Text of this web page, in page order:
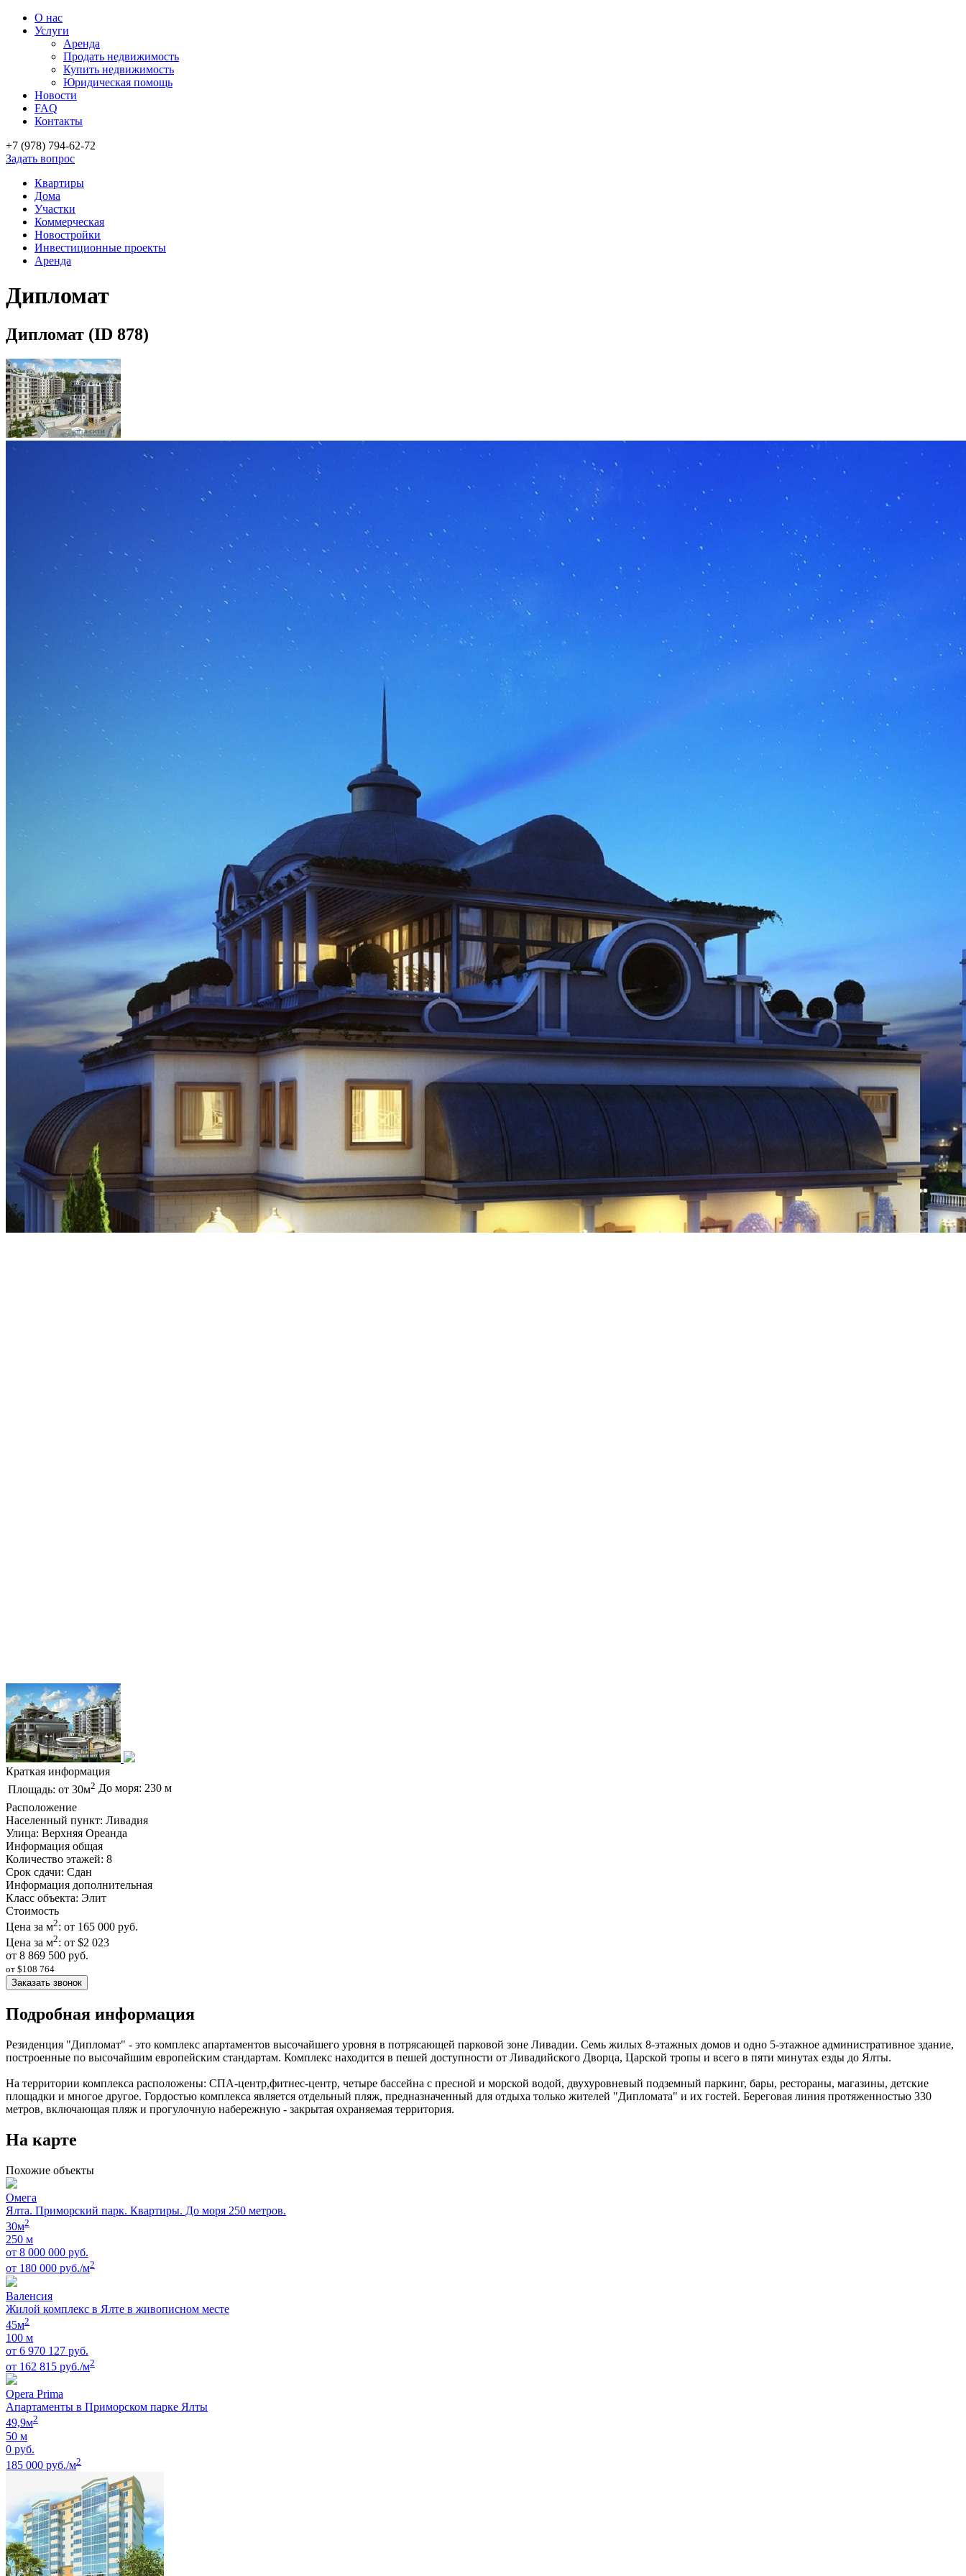
О нас
Услуги
Аренда
Продать недвижимость
Купить недвижимость
Юридическая помощь
Новости
FAQ
Контакты
+7 (978) 794-62-72
Задать вопрос
Квартиры
Дома
Участки
Коммерческая
Новостройки
Инвестиционные проекты
Аренда
Дипломат
Дипломат (ID 878)
Краткая информация
Площадь: от 30м2 До моря: 230 м
Расположение
Населенный пункт: Ливадия
Улица: Верхняя Ореанда
Информация общая
Количество этажей: 8
Срок сдачи: Сдан
Информация дополнительная
Класс объекта: Элит
Стоимость
Цена за м2: от 165 000 руб.
Цена за м2: от $2 023
от 8 869 500 руб.
от $108 764
Заказать звонок
Подробная информация
Резиденция "Дипломат" - это комплекс апартаментов высочайшего уровня в потрясающей парковой зоне Ливадии. Семь жилых 8-этажных домов и одно 5-этажное административное здание,
построенные по высочайшим европейским стандартам. Комплекс находится в пешей доступности от Ливадийского Дворца, Царской тропы и всего в пяти минутах езды до Ялты.
На территории комплекса расположены: СПА-центр,фитнес-центр, четыре бассейна с пресной и морской водой, двухуровневый подземный паркинг, бары, рестораны, магазины, детские
площадки и многое другое. Гордостью комплекса является отдельный пляж, предназначенный для отдыха только жителей "Дипломата" и их гостей. Береговая линия протяженностью 330
метров, включающая пляж и прогулочную набережную - закрытая охраняемая территория.
На карте
Похожие объекты
Омега
Ялта. Приморский парк. Квартиры. До моря 250 метров.
30м2
250 м
от 8 000 000 руб.
от 180 000 руб./м2
Валенсия
Жилой комплекс в Ялте в живописном месте
45м2
100 м
от 6 970 127 руб.
от 162 815 руб./м2
Opera Prima
Апартаменты в Приморском парке Ялты
49,9м2
50 м
0 руб.
185 000 руб./м2